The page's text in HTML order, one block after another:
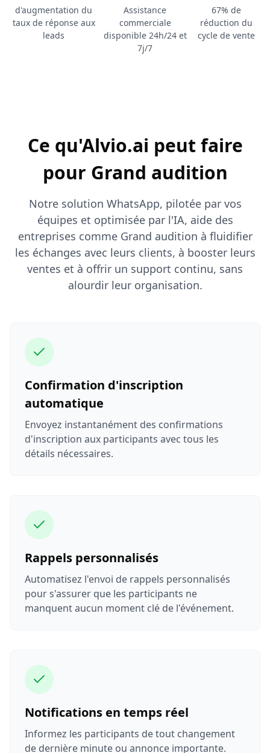
d'augmentation du
taux de réponse aux
leads
Assistance
commerciale
disponible 24h/24 et
7j/7
67% de
réduction du
cycle de vente
Ce qu'Alvio.ai peut faire
pour Grand audition
Notre solution WhatsApp, pilotée par vos
équipes et optimisée par l'IA, aide des
entreprises comme Grand audition à fluidifier
les échanges avec leurs clients, à booster leurs
ventes et à offrir un support continu, sans
alourdir leur organisation.
Confirmation d'inscription
automatique
Envoyez instantanément des confirmations
d'inscription aux participants avec tous les
détails nécessaires.
Rappels personnalisés
Automatisez l'envoi de rappels personnalisés
pour s'assurer que les participants ne
manquent aucun moment clé de l'événement.
Notifications en temps réel
Informez les participants de tout changement
de dernière minute ou annonce importante.